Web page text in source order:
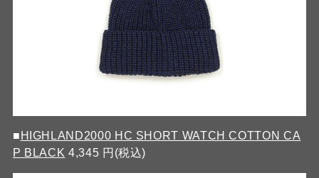
■ HIGHLAND2000 HC SHORT WATCH COTTON CA
P BLACK 4,345 円(税込)